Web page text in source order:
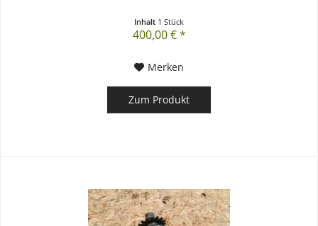
Inhalt 1 Stück
400,00 € *
Merken
Zum Produkt